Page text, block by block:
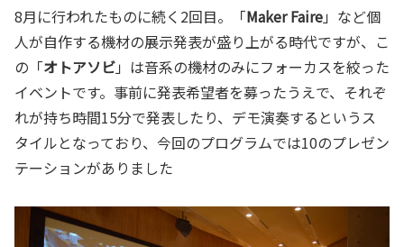
8月に行われたものに続く2回目。「Maker Faire」など個
人が自作する機材の展示発表が盛り上がる時代ですが、こ
の「オトアソビ」は音系の機材のみにフォーカスを絞った
イベントです。事前に発表希望者を募ったうえで、それぞ
れが持ち時間15分で発表したり、デモ演奏するというス
タイルとなっており、今回のプログラムでは10のプレゼン
テーションがありました